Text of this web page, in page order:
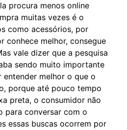
procura menos online
muitas vezes é o
como acessórios, por
conhece melhor, consegue
vale dizer que a pesquisa
sendo muito importante
melhor o que o
porque até pouco tempo
preta, o consumidor não
para conversar com o
essas buscas ocorrem por